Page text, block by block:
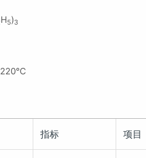
H5)3
220℃
指标 项目